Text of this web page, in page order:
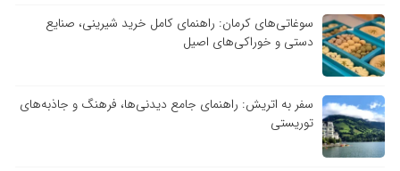
سوغاتی‌های کرمان: راهنمای کامل خرید شیرینی، صنایع
دستی و خوراکی‌های اصیل
سفر به اتریش: راهنمای جامع دیدنی‌ها، فرهنگ و جاذبه‌های
توریستی